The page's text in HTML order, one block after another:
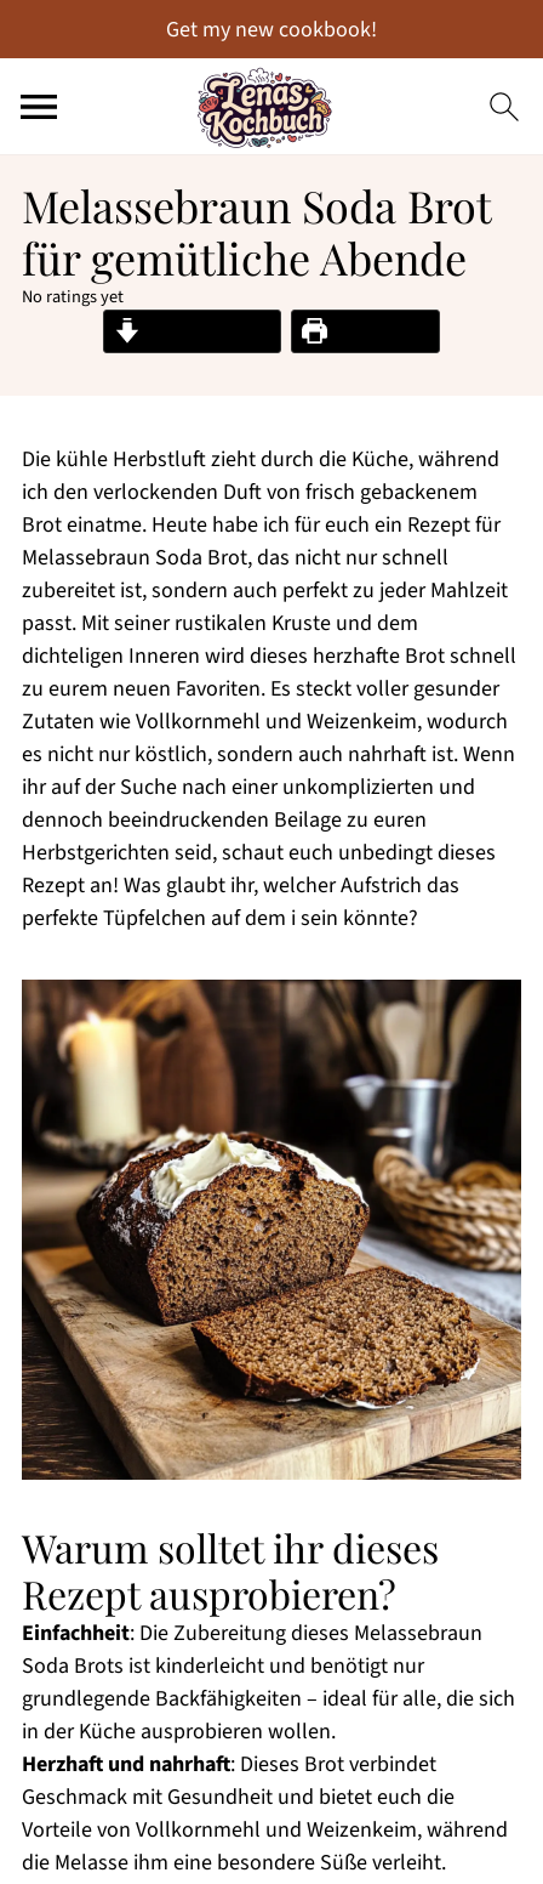
Get my new cookbook!
Melassebraun Soda Brot
für gemütliche Abende
No ratings yet
Print Recipe
Die kühle Herbstluft zieht durch die Küche, während
ich den verlockenden Duft von frisch gebackenem
Brot einatme. Heute habe ich für euch ein Rezept für
Melassebraun Soda Brot, das nicht nur schnell
zubereitet ist, sondern auch perfekt zu jeder Mahlzeit
passt. Mit seiner rustikalen Kruste und dem
dichteligen Inneren wird dieses herzhafte Brot schnell
zu eurem neuen Favoriten. Es steckt voller gesunder
Zutaten wie Vollkornmehl und Weizenkeim, wodurch
es nicht nur köstlich, sondern auch nahrhaft ist. Wenn
ihr auf der Suche nach einer unkomplizierten und
dennoch beeindruckenden Beilage zu euren
Herbstgerichten seid, schaut euch unbedingt dieses
Rezept an! Was glaubt ihr, welcher Aufstrich das
perfekte Tüpfelchen auf dem i sein könnte?
Warum solltet ihr dieses
Rezept ausprobieren?
Einfachheit: Die Zubereitung dieses Melassebraun
Soda Brots ist kinderleicht und benötigt nur
grundlegende Backfähigkeiten – ideal für alle, die sich
in der Küche ausprobieren wollen.
Herzhaft und nahrhaft: Dieses Brot verbindet
Geschmack mit Gesundheit und bietet euch die
Vorteile von Vollkornmehl und Weizenkeim, während
die Melasse ihm eine besondere Süße verleiht.